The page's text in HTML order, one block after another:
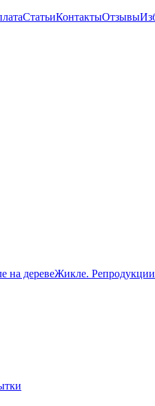
СтатьиКонтактыОтзывы
на деревеЖикле. Репродукции